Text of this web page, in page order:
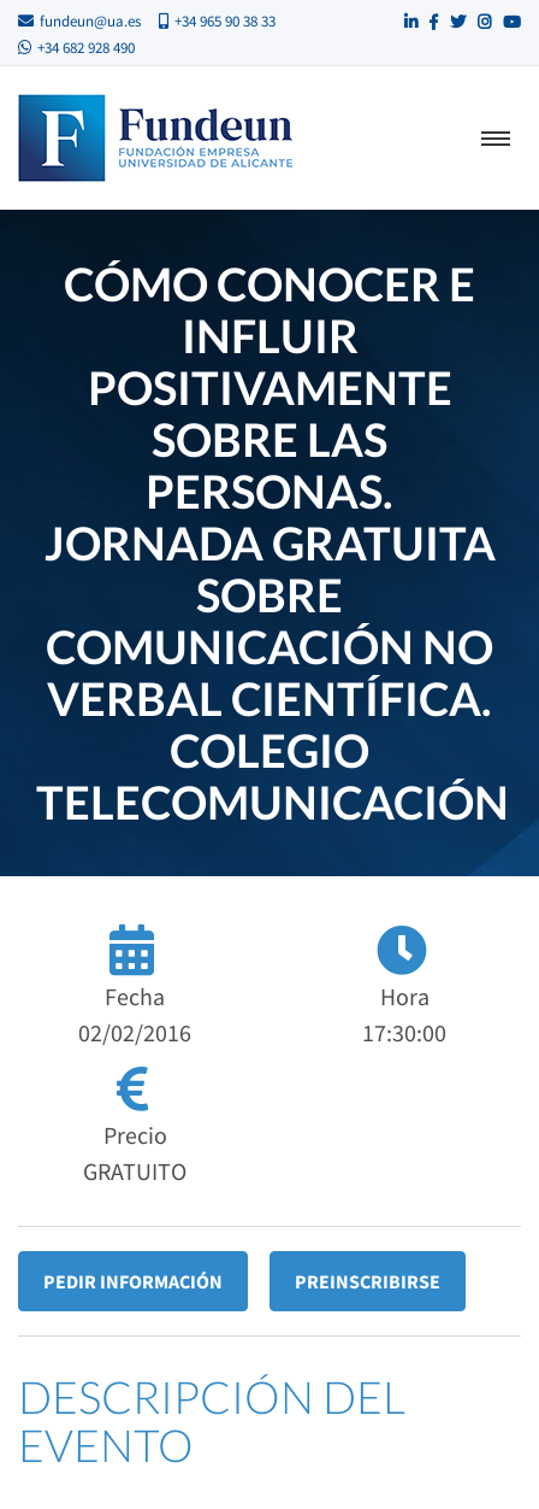
fundeun@ua.es
+34 965 90 38 33
+34 682 928 490
CÓMO CONOCER E
INFLUIR
POSITIVAMENTE
SOBRE LAS
PERSONAS.
JORNADA GRATUITA
SOBRE
COMUNICACIÓN NO
VERBAL CIENTÍFICA.
COLEGIO
TELECOMUNICACIÓN
Fecha
02/02/2016
Hora
17:30:00
Precio
GRATUITO
PEDIR INFORMACIÓN PREINSCRIBIRSE
DESCRIPCIÓN DEL
EVENTO